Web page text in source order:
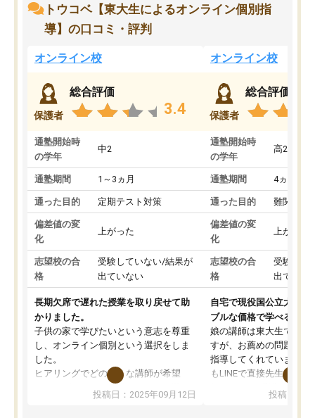
トウコベ【東大生によるオンライン個別指
導】の口コミ・評判
オンライン校
保護者
総合評価
3.4
通塾開始時
の学年
中2
通塾期間 1～3ヵ月
通った目的 定期テスト対策
偏差値の変
化
上がった
志望校の合
格
受験していない/結果が
出ていない
長期欠席で遅れた授業を取り戻せて助
かりました。
子供の家で学びたいという意志を尊重
し、オンライン個別という選択をしま
した。
ヒアリングでどのような講師が希望
か、オプションは付帯するかなど選ぶ
事が出来ました。
投稿日：2025年09月12日
オンライン校
保護者
総合評価
通塾開始時
の学年
高2
通塾期間 4ヵ月～1
通った目的 難関私立
偏差値の変
化
上がった
志望校の合
格
受験して
出ていな
自宅で現役国公立大学生
ブルな価格で学べる
娘の講師は東大生では無
すが、お薦めの問題集や
指導してくれています。
もLINEで直接先生に質問
めれるので、個人に合
投稿日：